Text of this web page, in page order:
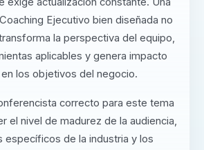
Ejecutivo bien diseñada no
la perspectiva del equipo,
aplicables y genera impacto
los objetivos del negocio.
correcto para este tema
el nivel de madurez de la audiencia,
específicos de la industria y los